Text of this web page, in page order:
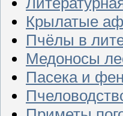
Крылатые
Пчёлы в
Медоносы
Пасека и